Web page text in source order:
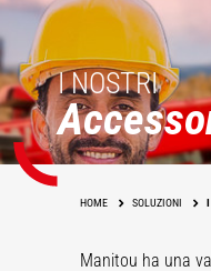
I NOSTRI
HOME SOLUZIONI I
Manitou ha una